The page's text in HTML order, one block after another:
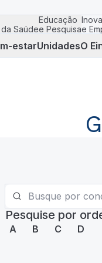
Saúde
Educação
e Pesquisae
estarUnidadesO
Pesquise por
A B C D